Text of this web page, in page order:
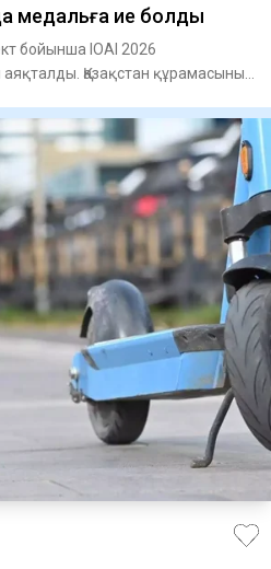
медальға ие болды
бойынша IOAI 2026
Қазақстан құрамасының